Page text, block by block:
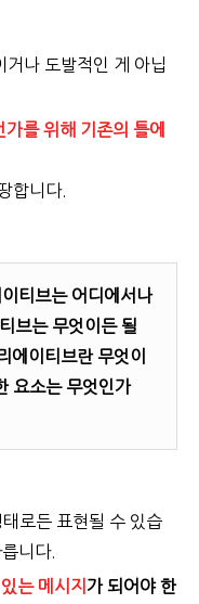
나 도발적인 게 아닙
를 위해 기존의 틀에
합니다.
티브는 어디에서나
브는 무엇이든 될
에이티브란 무엇이
요소는 무엇인가
로든 표현될 수 있습
니다.
는 메시지 가 되어야 한